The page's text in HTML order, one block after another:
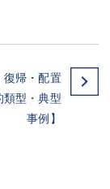
復帰・配置
型・典型
事例】